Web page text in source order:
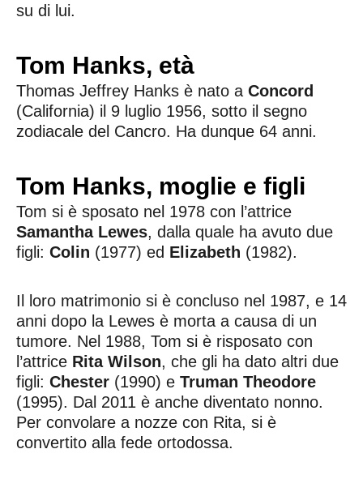
su di lui.
Tom Hanks, età
Thomas Jeffrey Hanks è nato a Concord
(California) il 9 luglio 1956, sotto il segno
zodiacale del Cancro. Ha dunque 64 anni.
Tom Hanks, moglie e figli
Tom si è sposato nel 1978 con l’attrice
Samantha Lewes, dalla quale ha avuto due
figli: Colin (1977) ed Elizabeth (1982).
Il loro matrimonio si è concluso nel 1987, e 14
anni dopo la Lewes è morta a causa di un
tumore. Nel 1988, Tom si è risposato con
l’attrice Rita Wilson, che gli ha dato altri due
figli: Chester (1990) e Truman Theodore
(1995). Dal 2011 è anche diventato nonno.
Per convolare a nozze con Rita, si è
convertito alla fede ortodossa.